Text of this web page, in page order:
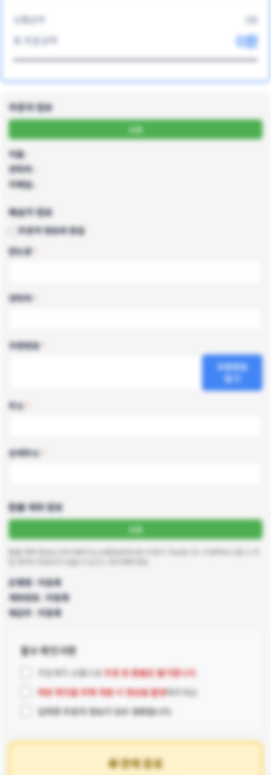
상품금액
0원
주문자 정보
이름 :
연락처 :
이메일 :
배송지 정보
주문자 정보와 동일
받는분
연락처
우편번호
우편번호
주소
상세주소
환불 계좌 정보
은행명 : 미등록
계좌번호 : 미등록
예금주 : 미등록
필수 확인사항
주문제작 상품으로
주문 후 환불은 불가합니다
파본 확인을 위해 개봉 시 영상을 촬영해주세요
입력한 주문자 정보가 모두 정확합니다.
🚫 판매 종료